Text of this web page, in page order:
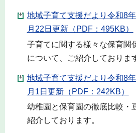
地域子育て支援だより令和8
月22日更新（PDF：495KB）
子育てに関する様々な保育関
について、ご紹介しておりま
地域子育て支援だより令和8
月1日更新（PDF：242KB）
幼稚園と保育園の徹底比較・
紹介しております。